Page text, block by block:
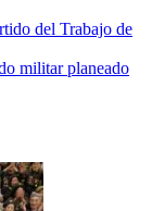
del Trabajo de
militar planeado